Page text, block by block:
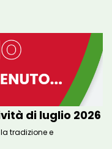
di luglio 2026
tradizione e